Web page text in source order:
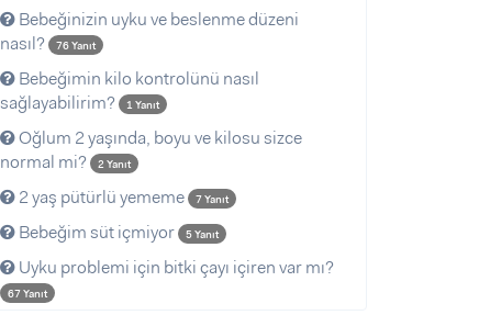
Bebeğinizin uyku ve beslenme düzeni
nasıl?
76 Yanıt
Bebeğimin kilo kontrolünü nasıl
sağlayabilirim?
1 Yanıt
Oğlum 2 yaşında, boyu ve kilosu sizce
normal mi?
2 Yanıt
2 yaş pütürlü yememe 7 Yanıt
Bebeğim süt içmiyor 5 Yanıt
Uyku problemi için bitki çayı içiren var mı?
67 Yanıt